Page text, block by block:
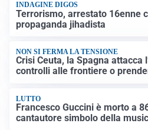
INDAGINE DIGOS
Terrorismo, arrestato 16enne
propaganda jihadista
NON SI FERMA LA TENSIONE
Crisi Ceuta, la Spagna attacca
controlli alle frontiere o
LUTTO
Francesco Guccini è morto a
cantautore simbolo della